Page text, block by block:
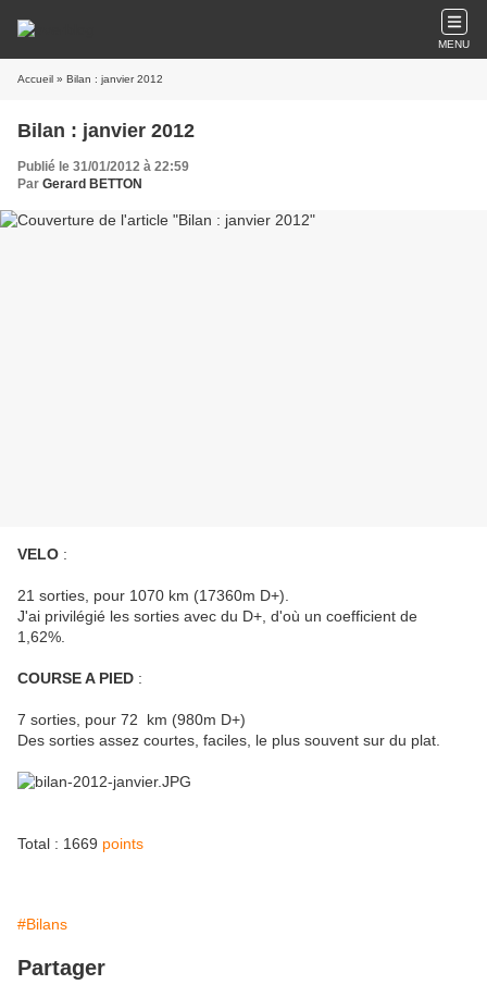
MENU
Accueil » Bilan : janvier 2012
Bilan : janvier 2012
Publié le 31/01/2012 à 22:59
Par Gerard BETTON
VELO :
21 sorties, pour 1070 km (17360m D+).
J'ai privilégié les sorties avec du D+, d'où un coefficient de
1,62%.
COURSE A PIED :
7 sorties, pour 72 km (980m D+)
Des sorties assez courtes, faciles, le plus souvent sur du plat.
Total : 1669 points
#Bilans
Partager